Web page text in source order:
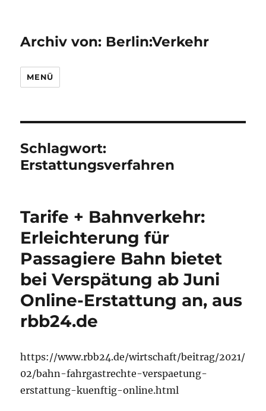
Archiv von: Berlin:Verkehr
MENÜ
Schlagwort:
Erstattungsverfahren
Tarife + Bahnverkehr:
Erleichterung für
Passagiere Bahn bietet
bei Verspätung ab Juni
Online-Erstattung an, aus
rbb24.de
https://www.rbb24.de/wirtschaft/beitrag/2021/
02/bahn-fahrgastrechte-verspaetung-
erstattung-kuenftig-online.html